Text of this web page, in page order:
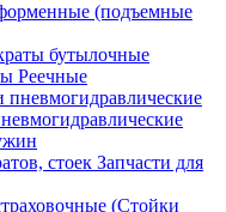
(подъемные
бутылочные
Реечные
Запчасти для